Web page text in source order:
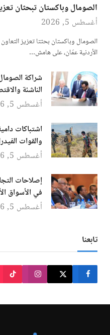
الصومال وباكستان تبحثان
أغسطس 5, 2026
الصومال وباكستان بحثتا تعزيز
الأردنية عمّان، على هامش…
الناشئة
أغسطس 5, 2026
اشتباكات
والقوات
أغسطس 5, 2026
إصلاحات
في الأسواق
أغسطس 5, 2026
تابعنا